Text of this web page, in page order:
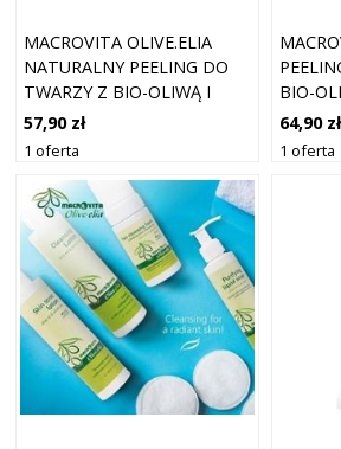
MACROVITA OLIVE.ELIA
NATURALNY PEELING DO
TWARZY Z BIO-OLIWĄ I
BIAŁĄ HERBATĄ 50ML
57,90 zł
1 oferta
BIO-
64,90 zł
1 oferta